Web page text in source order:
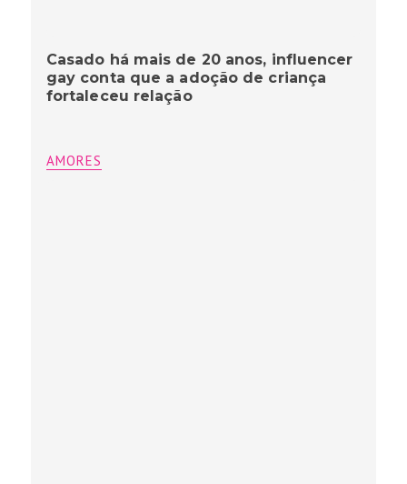
Casado há mais de 20 anos, influencer
gay conta que a adoção de criança
fortaleceu relação
AMORES